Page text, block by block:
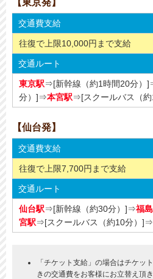
交通費支給
往復で上限10,000円まで支給
交通ルート
東京駅⇒[新幹線（約1時間20分）
分）]⇒本宮駅⇒[スクールバス（
【仙台発】
交通費支給
往復で上限7,700円まで支給
交通ルート
仙台駅⇒[新幹線（約30分）]⇒福
宮駅⇒[スクールバス（約10分）]⇒
「チケット支給」の場合はチケッ
きの交通費をお客様にお立替え頂